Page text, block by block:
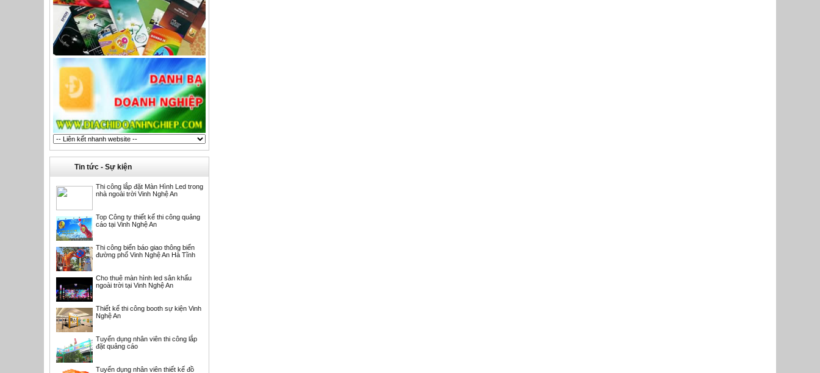
Tin tức - Sự kiện
Thi công lắp đặt Màn Hình Led trong
nhà ngoài trời Vinh Nghệ An
Top Công ty thiết kế thi công quảng
cáo tại Vinh Nghệ An
Thi công biển báo giao thông biển
đường phố Vinh Nghệ An Hà Tĩnh
Cho thuê màn hình led sân khấu
ngoài trời tại Vinh Nghệ An
Thiết kế thi công booth sự kiện Vinh
Nghệ An
Tuyển dụng nhân viên thi công lắp
đặt quảng cáo
Tuyển dụng nhân viên thiết kế đồ